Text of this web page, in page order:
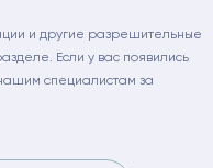
и другие разрешительные
Если у вас появились
специалистам за